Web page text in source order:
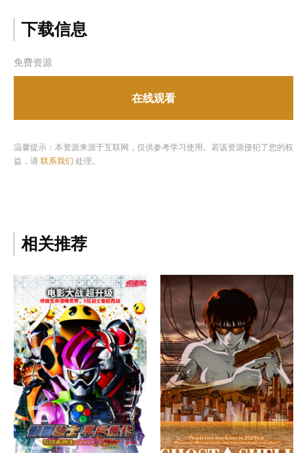
下载信息
免费资源
在线观看
温馨提示：本资源来源于互联网，仅供参考学习使用。若该资源侵犯了您的权
益，请 联系我们 处理。
相关推荐